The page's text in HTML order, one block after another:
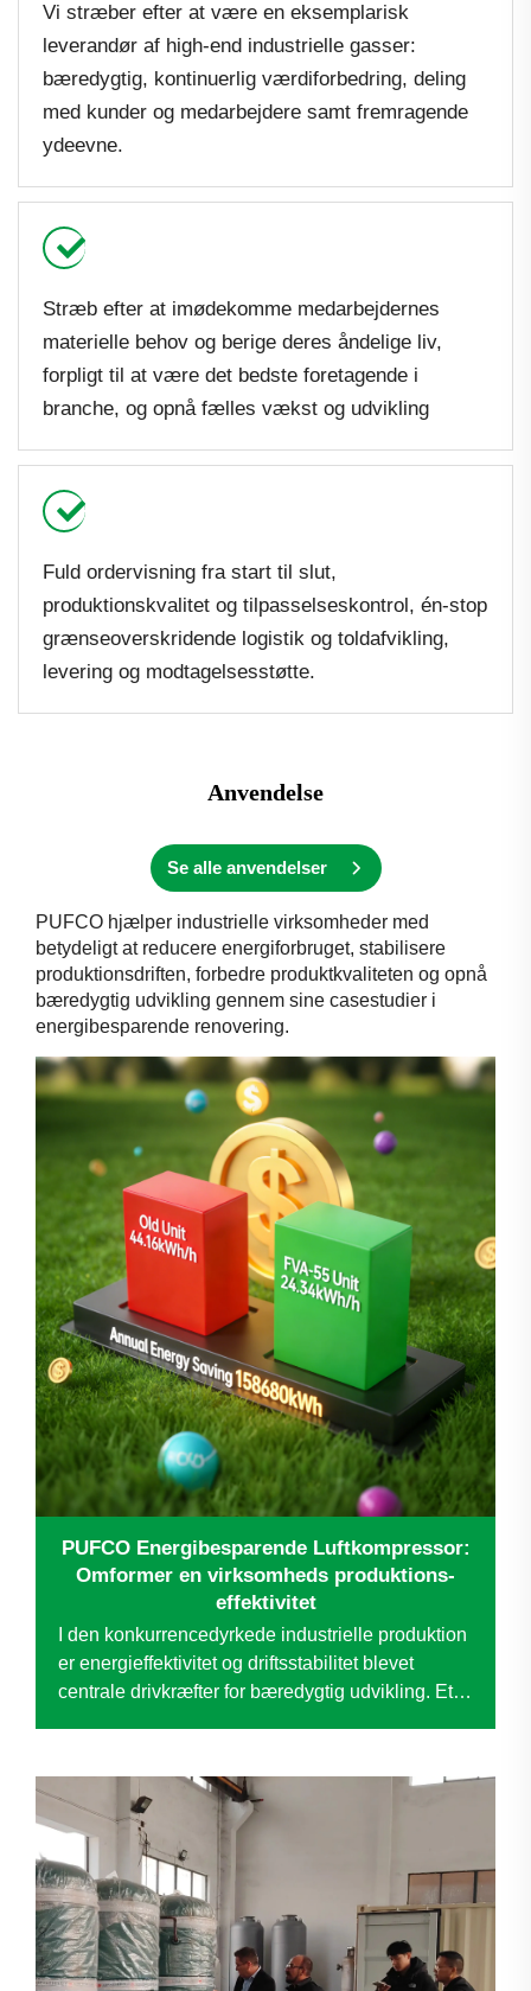
Vi stræber efter at være en eksemplarisk
leverandør af high-end industrielle gasser:
bæredygtig, kontinuerlig værdiforbedring, deling
med kunder og medarbejdere samt fremragende
ydeevne.
Stræb efter at imødekomme medarbejdernes
materielle behov og berige deres åndelige liv,
forpligt til at være det bedste foretagende i
branche, og opnå fælles vækst og udvikling
Fuld ordervisning fra start til slut,
produktionskvalitet og tilpasselseskontrol, én-stop
grænseoverskridende logistik og toldafvikling,
levering og modtagelsesstøtte.
Anvendelse
Se alle anvendelser
PUFCO hjælper industrielle virksomheder med
betydeligt at reducere energiforbruget, stabilisere
produktionsdriften, forbedre produktkvaliteten og opnå
bæredygtig udvikling gennem sine casestudier i
energibesparende renovering.
PUFCO Energibesparende Luftkompressor:
Omformer en virksomheds produktions-
effektivitet
I den konkurrencedyrkede industrielle produktion
er energieffektivitet og driftsstabilitet blevet
centrale drivkræfter for bæredygtig udvikling. Et
ældre luft...